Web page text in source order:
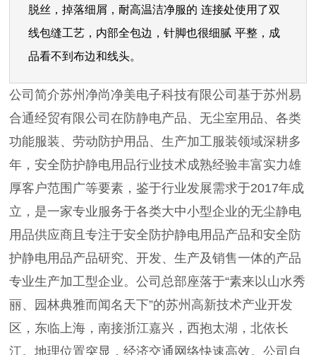
脱丝，掉落细屑， 耐高温洁净服的 连接处使用了双
线包缝工艺， 内部全包边， 针脚也很细腻 平整，成
品看不到布边和线头。
公司简介苏州净尚净美电子科技有限公司基于苏州易
合通经贸有限公司在防静电产品、无尘室用品、各类
功能服装、劳动防护用品、生产加工服装领域深耕多
年，安全防护静电用品行业技术成熟经验丰富实力雄
厚客户范围广等要素，鉴于行业发展需求于2017年成
立，是一家专业服务于各类大中小型企业的无尘静电
用品供应商且专注于安全防护静电用品产品和安全防
护静电用品产品研究、开发、生产及销售一体的产品
专业生产加工型企业。公司总部座落于“素来以山水秀
丽、园林典雅而闻名天下”的苏州高新技术产业开发
区，东临上海，南接浙江嘉兴，西抱太湖，北依长
江。地理位置突显，经济交通网络快速高效。公司自